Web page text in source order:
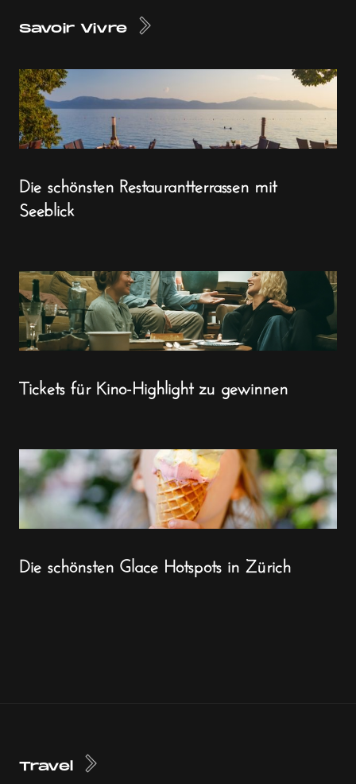
Savoir Vivre
Die schönsten Restaurantterrassen mit
Seeblick
Tickets für Kino-Highlight zu gewinnen
Die schönsten Glace Hotspots in Zürich
Travel